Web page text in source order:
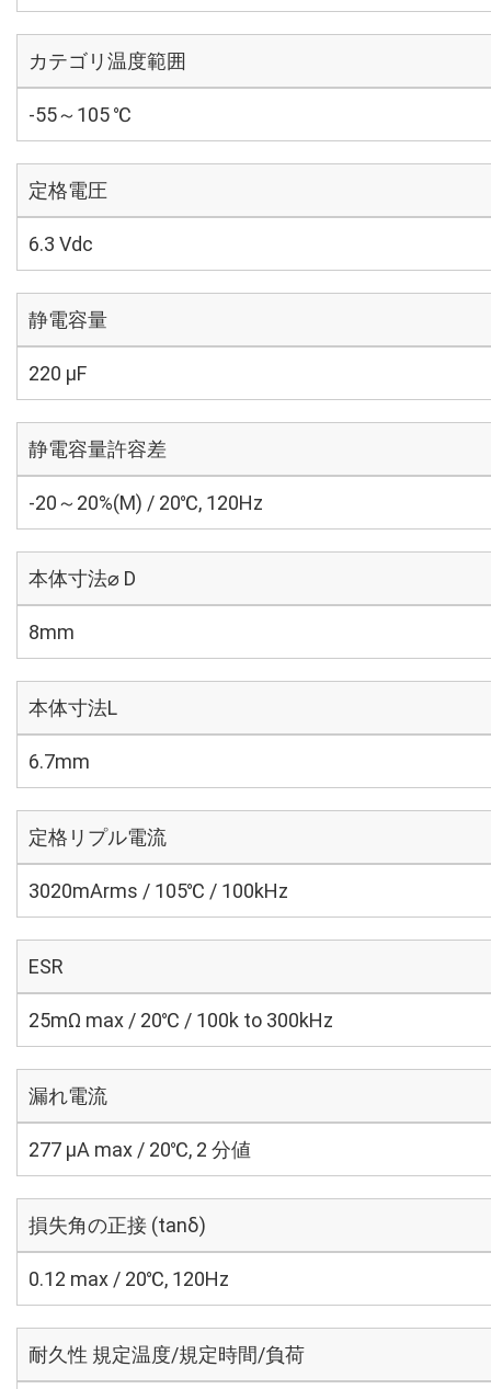
カテゴリ温度範囲
-55～105 ℃
定格電圧
6.3 Vdc
静電容量
220 µF
静電容量許容差
-20～20%(M) / 20℃, 120Hz
本体寸法⌀ D
8mm
本体寸法L
6.7mm
定格リプル電流
3020mArms / 105℃ / 100kHz
ESR
25mΩ max / 20℃ / 100k to 300kHz
漏れ電流
277 μA max / 20℃, 2 分値
損失角の正接 (tanδ)
0.12 max / 20℃, 120Hz
耐久性 規定温度/規定時間/負荷